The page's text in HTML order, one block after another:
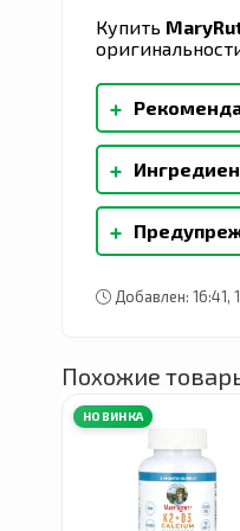
Купить
+
Аккуратно
или в
полной или
+
+
Добавлен:
Похожие
НОВИНКА